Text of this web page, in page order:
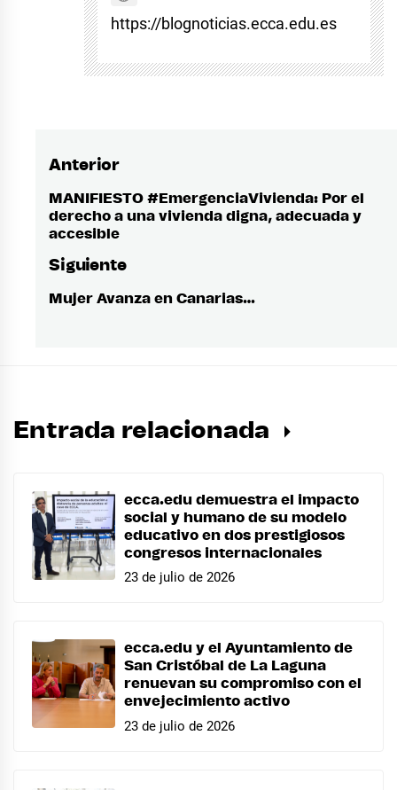
https://blognoticias.ecca.edu.es
Navegación
de
entradas
Anterior
Entrada
anterior:
MANIFIESTO #EmergenciaVivienda: Por el
derecho a una vivienda digna, adecuada y
accesible
Siguiente
Entrada
Mujer Avanza en Canarias…
Entrada relacionada
ecca.edu demuestra el impacto
social y humano de su modelo
educativo en dos prestigiosos
congresos internacionales
23 de julio de 2026
ecca.edu y el Ayuntamiento de
San Cristóbal de La Laguna
renuevan su compromiso con el
envejecimiento activo
23 de julio de 2026